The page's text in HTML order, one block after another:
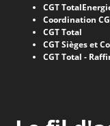
CGT
Coordination
CGT Total
CGT Sièges et
CGT Total -